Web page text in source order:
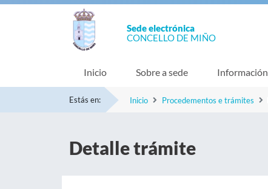
Sede electrónica
CONCELLO DE MIÑO
Inicio Sobre a sede Información
Estás en: Inicio Procedementos e trámites
Detalle trámite